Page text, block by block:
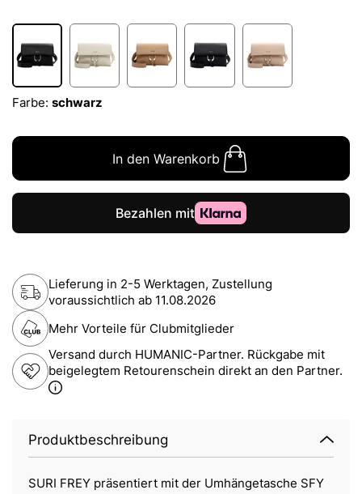
Farbe: schwarz
In den Warenkorb
Lieferung in 2-5 Werktagen, Zustellung
voraussichtlich ab 11.08.2026
Mehr Vorteile für Clubmitglieder
Versand durch HUMANIC-Partner. Rückgabe mit
beigelegtem Retourenschein direkt an den Partner.
Produktbeschreibung
SURI FREY präsentiert mit der Umhängetasche SFY